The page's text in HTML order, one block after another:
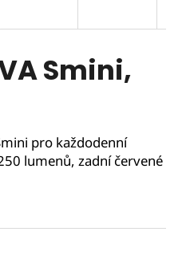
Smini,
pro každodenní
lumenů, zadní červené